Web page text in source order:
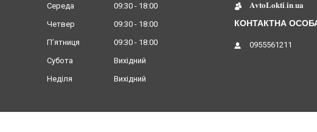
Середа
09:30
18:00
Четвер
09:30
18:00
Пʼятниця
09:30
18:00
Субота
Вихідний
Неділя
Вихідний
𝐀𝐯𝐭𝐨𝐋𝐨𝐤𝐭𝐢.𝐢𝐧.𝐮𝐚
0955561211